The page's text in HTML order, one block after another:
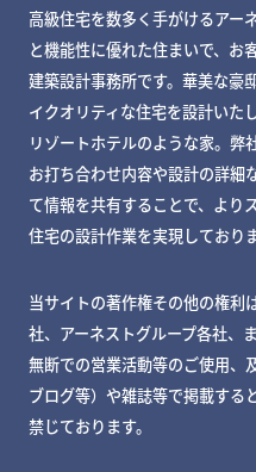
高級住宅を数多く手がけるアー
と機能性に優れた住まいで、お
建築設計事務所です。華美な豪
イクオリティな住宅を設計いた
リゾートホテルのような家。弊
お打ち合わせ内容や設計の詳細
て情報を共有することで、より
住宅の設計作業を実現しておりま
当サイトの著作権その他の権利
社、アーネストグループ各社、
無断での営業活動等のご使用、
ブログ等）や雑誌等で掲載する
禁じております。